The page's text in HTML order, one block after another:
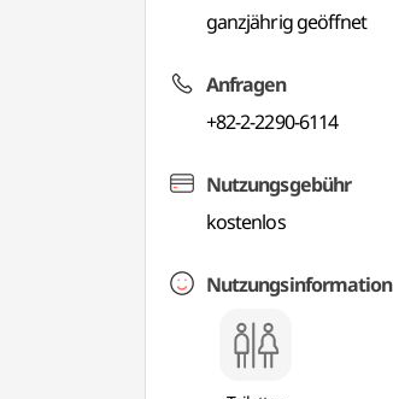
ganzjährig geöffnet
Anfragen
+82-2-2290-6114
Nutzungsgebühr
kostenlos
Nutzungsinformation